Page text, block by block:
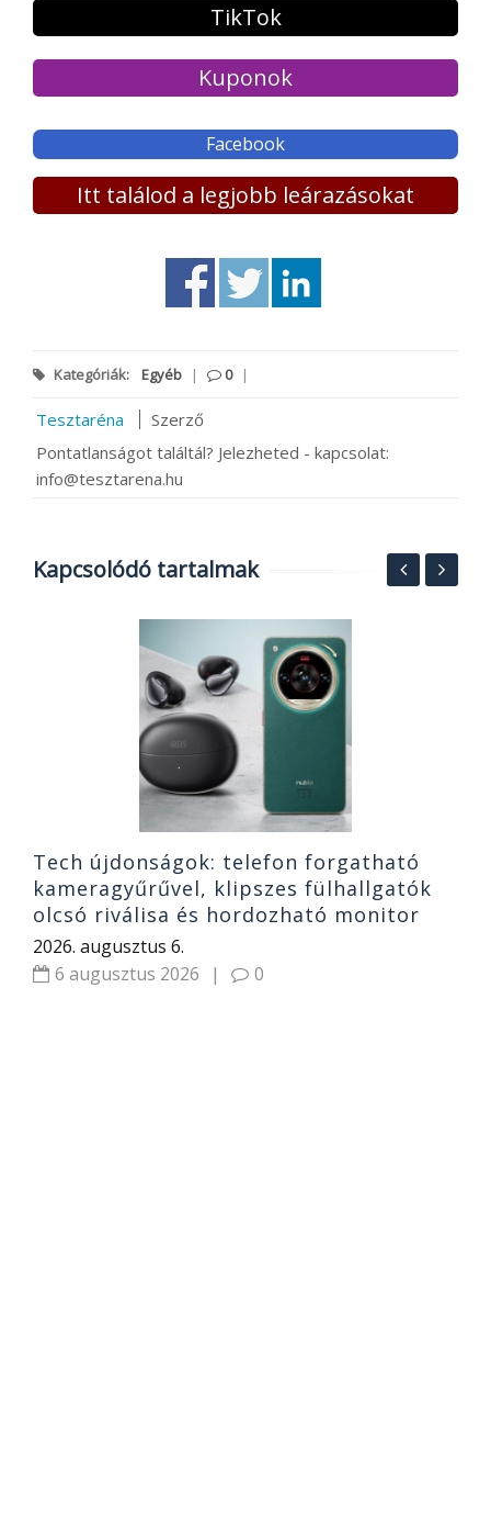
TikTok
Kuponok
Facebook
Itt találod a legjobb leárazásokat
Kategóriák: Egyéb | 0 |
Tesztaréna
Szerző
Pontatlanságot találtál? Jelezheted - kapcsolat:
info@tesztarena.hu
Kapcsolódó tartalmak
Tech újdonságok: telefon forgatható
kameragyűrűvel, klipszes fülhallgatók
olcsó riválisa és hordozható monitor
2026. augusztus 6.
6 augusztus 2026
| 0